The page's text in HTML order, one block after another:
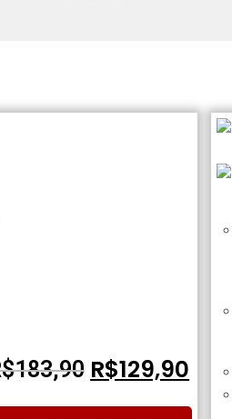
183,90 R$129,90